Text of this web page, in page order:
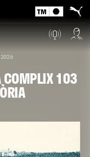
COMPLIX 103